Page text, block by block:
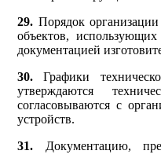
29. Порядок
объектов,
документацией
30. Графики
утверждаются
согласовываются с
устройств.
31. Документацию,